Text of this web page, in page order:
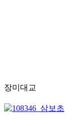
장미대교